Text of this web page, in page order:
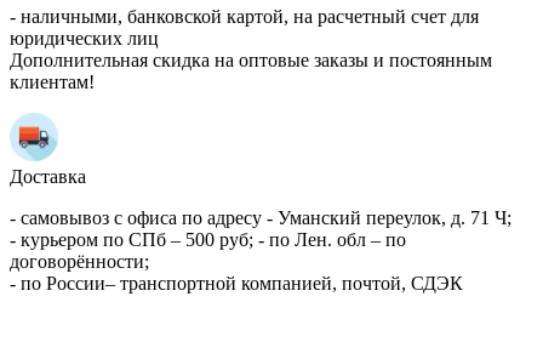
- наличными, банковской картой, на расчетный счет для
юридических лиц
Дополнительная скидка на оптовые заказы и постоянным
клиентам!
Доставка
- самовывоз с офиса по адресу - Уманский переулок, д. 71 Ч;
- курьером по СПб – 500 руб; - по Лен. обл – по
договорённости;
- по России– транспортной компанией, почтой, СДЭК